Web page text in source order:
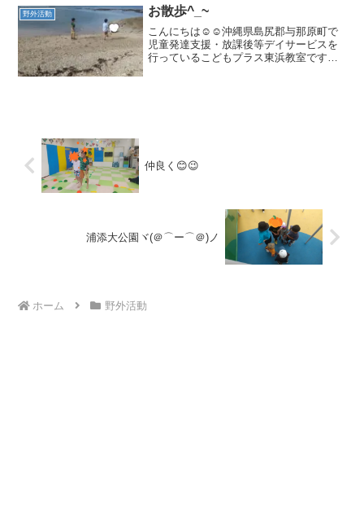
原町にお住まいでなくてもご利用いただ
けますのでお気軽にご...
野外活動 お散歩^_~
こんにちは☺️☺️沖縄県島尻郡与那原町で
児童発達支援・放課後等デイサービスを
行っているこどもプラス東浜教室です。
仲良く😊😉
浦添大公園ヾ(＠⌒ー⌒＠)ノ
ホーム 野外活動